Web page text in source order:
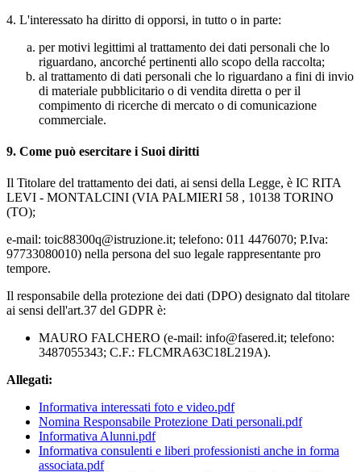
4. L'interessato ha diritto di opporsi, in tutto o in parte:
per motivi legittimi al trattamento dei dati personali che lo
riguardano, ancorché pertinenti allo scopo della raccolta;
al trattamento di dati personali che lo riguardano a fini di invio
di materiale pubblicitario o di vendita diretta o per il
compimento di ricerche di mercato o di comunicazione
commerciale.
9. Come può esercitare i Suoi diritti
Il Titolare del trattamento dei dati, ai sensi della Legge, è IC RITA
LEVI - MONTALCINI (VIA PALMIERI 58 , 10138 TORINO
(TO);
e-mail: toic88300q@istruzione.it; telefono: 011 4476070; P.Iva:
97733080010) nella persona del suo legale rappresentante pro
tempore.
Il responsabile della protezione dei dati (DPO) designato dal titolare
ai sensi dell'art.37 del GDPR è:
MAURO FALCHERO (e-mail: info@fasered.it; telefono:
3487055343; C.F.: FLCMRA63C18L219A).
Allegati:
Informativa interessati foto e video.pdf
Nomina Responsabile Protezione Dati personali.pdf
Informativa Alunni.pdf
Informativa consulenti e liberi professionisti anche in forma
associata.pdf